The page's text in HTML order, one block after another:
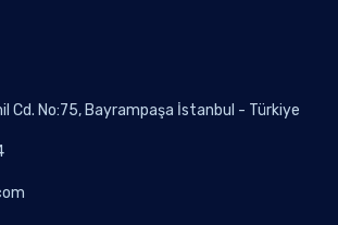
Cd. No:75, Bayrampaşa İstanbul - Türkiye